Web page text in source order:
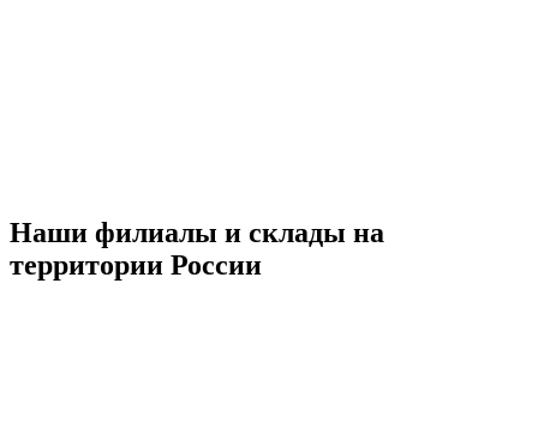
Наши филиалы и склады на
территории России